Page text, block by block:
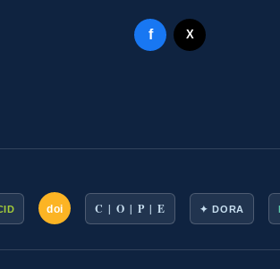
Facebook -
f X Twitter - MIICS
X
doi C | O | P | E ✦ DORA